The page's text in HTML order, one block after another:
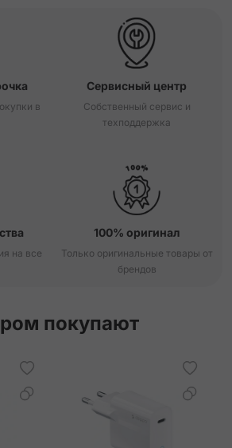
в
Сервисный центр
Собственный сервис и
техподдержка
на все
100% оригинал
Только оригинальные товары от
брендов
покупают